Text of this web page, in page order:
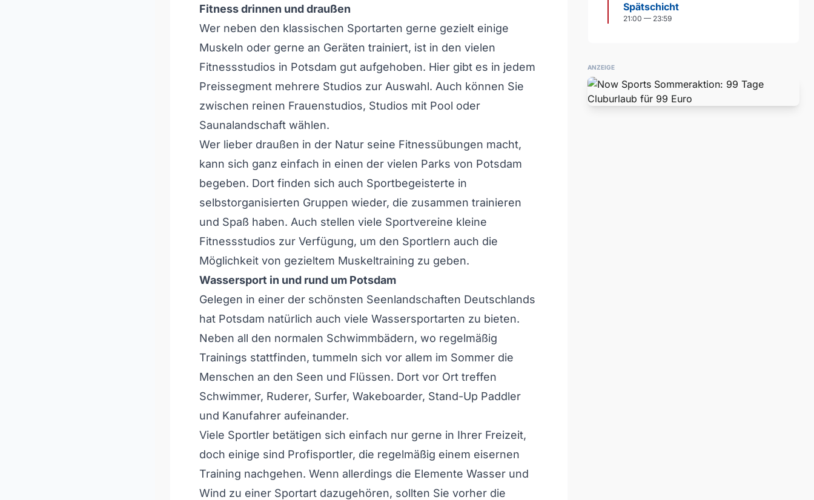
Fitness drinnen und draußen
Wer neben den klassischen Sportarten gerne gezielt einige
Muskeln oder gerne an Geräten trainiert, ist in den vielen
Fitnessstudios in Potsdam gut aufgehoben. Hier gibt es in jedem
Preissegment mehrere Studios zur Auswahl. Auch können Sie
zwischen reinen Frauenstudios, Studios mit Pool oder
Saunalandschaft wählen.
Wer lieber draußen in der Natur seine Fitnessübungen macht,
kann sich ganz einfach in einen der vielen Parks von Potsdam
begeben. Dort finden sich auch Sportbegeisterte in
selbstorganisierten Gruppen wieder, die zusammen trainieren
und Spaß haben. Auch stellen viele Sportvereine kleine
Fitnessstudios zur Verfügung, um den Sportlern auch die
Möglichkeit von gezieltem Muskeltraining zu geben.
Wassersport in und rund um Potsdam
Gelegen in einer der schönsten Seenlandschaften Deutschlands
hat Potsdam natürlich auch viele Wassersportarten zu bieten.
Neben all den normalen Schwimmbädern, wo regelmäßig
Trainings stattfinden, tummeln sich vor allem im Sommer die
Menschen an den Seen und Flüssen. Dort vor Ort treffen
Schwimmer, Ruderer, Surfer, Wakeboarder, Stand-Up Paddler
und Kanufahrer aufeinander.
Viele Sportler betätigen sich einfach nur gerne in Ihrer Freizeit,
doch einige sind Profisportler, die regelmäßig einem eisernen
Training nachgehen. Wenn allerdings die Elemente Wasser und
Wind zu einer Sportart dazugehören, sollten Sie vorher die
Spätschicht
21:00 — 23:59
ANZEIGE